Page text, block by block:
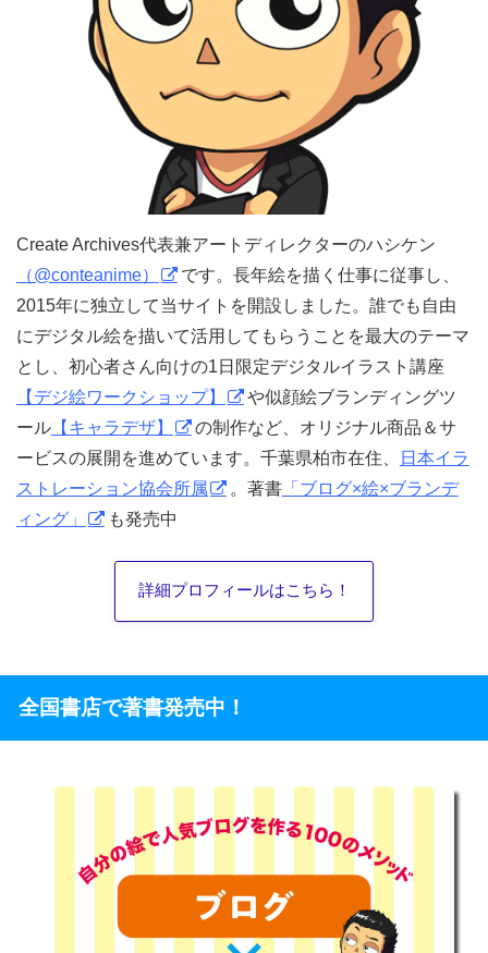
Create Archives代表兼アートディレクターのハシケン
（@conteanime）
です。長年絵を描く仕事に従事し、
2015年に独立して当サイトを開設しました。誰でも自由
にデジタル絵を描いて活用してもらうことを最大のテーマ
とし、初心者さん向けの1日限定デジタルイラスト講座
【デジ絵ワークショップ】
や似顔絵ブランディングツ
ール【キャラデザ】
の制作など、オリジナル商品＆サ
ービスの展開を進めています。千葉県柏市在住、
日本イラ
ストレーション協会所属
。著書「ブログ×絵×ブランデ
ィング」
も発売中
詳細プロフィールはこちら！
全国書店で著書発売中！